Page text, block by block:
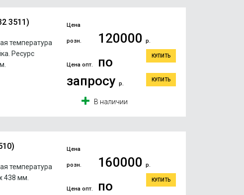
3511)
температура
Ресурс
Цена
розн. 120000 р.
КУПИТЬ
Цена опт.
по
запросу р.
КУПИТЬ
В наличии
температура
438 мм.
Цена
розн. 160000 р.
КУПИТЬ
Цена опт.
по